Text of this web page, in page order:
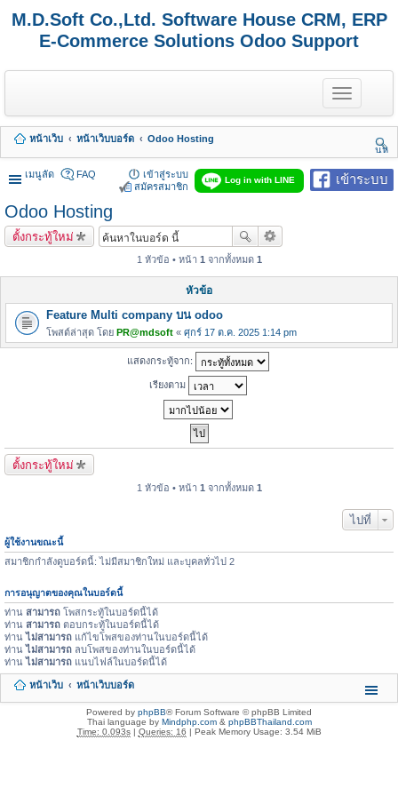
M.D.Soft Co.,Ltd. Software House CRM, ERP
E-Commerce Solutions Odoo Support
T
o
g
e
n
a
o
หน้าเว็บ หน้าเว็บบอร์ด
Odoo Hosting
นห
า
เมนูลัด
เข้าระบบ
Log in with LINE
FAQ
เข้าสู่ระบบ
สมัครสมาชิก
Odoo Hosting
ตั้งกระทู้ใหม่
1 หัวข้อ • หน้า 1 จากทั้งหมด 1
หัวข้อ
Feature Multi company บน odoo
โพสต์ล่าสุด โดย PR@mdsoft « ศุกร์ 17 ต.ค. 2025 1:14 pm
แสดงกระทู้จาก:
เรียงตาม
ตั้งกระทู้ใหม่
1 หัวข้อ • หน้า 1 จากทั้งหมด 1
ไปที่
ผู้ใช้งานขณะนี้
สมาชิกกำลังดูบอร์ดนี้: ไม่มีสมาชิกใหม่ และบุคลทั่วไป 2
การอนุญาตของคุณในบอร์ดนี้
ท่าน สามารถ โพสกระทู้ในบอร์ดนี้ได้
ท่าน สามารถ ตอบกระทู้ในบอร์ดนี้ได้
ท่านไม่สามารถ แก้ไขโพสของท่านในบอร์ดนี้ได้
ท่านไม่สามารถ ลบโพสของท่านในบอร์ดนี้ได้
ท่านไม่สามารถ แนบไฟล์ในบอร์ดนี้ได้
หน้าเว็บ หน้าเว็บบอร์ด
Powered by phpBB® Forum Software © phpBB Limited
Thai language by Mindphp.com& phpBBThailand.com
Time: 0.093s| Queries: 16 | Peak Memory Usage: 3.54 MiB